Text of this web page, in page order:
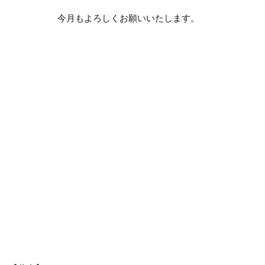
今月もよろしくお願いいたします。